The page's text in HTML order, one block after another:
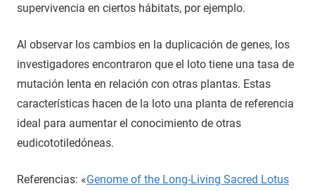
supervivencia en ciertos hábitats, por ejemplo.
Al observar los cambios en la duplicación de genes, los
investigadores encontraron que el loto tiene una tasa de
mutación lenta en relación con otras plantas. Estas
características hacen de la loto una planta de referencia
ideal para aumentar el conocimiento de otras
eudicototiledóneas.
Referencias: «Genome of the Long-Living Sacred Lotus